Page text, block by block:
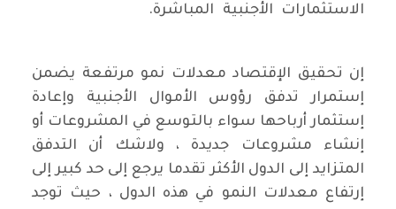
الاستثمارات الأجنبية المباشرة.
إن تحقيق الإقتصاد معدلات نمو مرتفعة يضمن
إستمرار تدفق رؤوس الأموال الأجنبية وإعادة
إستثمار أرباحها سواء بالتوسع في المشروعات أو
إنشاء مشروعات جديدة ، ولاشك أن التدفق
المتزايد إلى الدول الأكثر تقدما يرجع إلى حد كبير إلى
إرتفاع معدلات النمو في هذه الدول ، حيث توجد